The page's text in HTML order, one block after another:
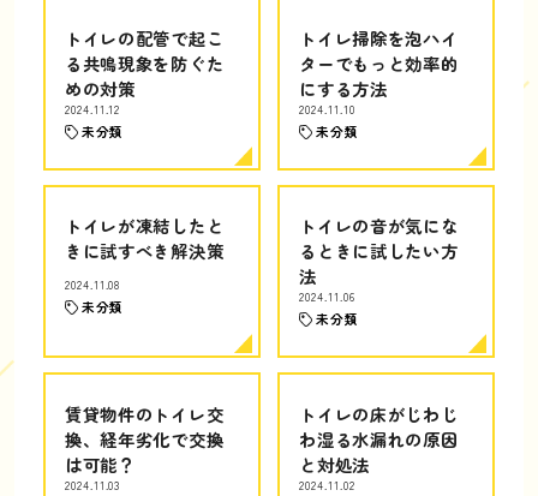
トイレの配管で起こ
る共鳴現象を防ぐた
めの対策
2024.11.12
未分類
トイレ掃除を泡ハイ
ターでもっと効率的
にする方法
2024.11.10
未分類
トイレが凍結したと
きに試すべき解決策
2024.11.08
未分類
トイレの音が気にな
るときに試したい方
法
2024.11.06
未分類
賃貸物件のトイレ交
換、経年劣化で交換
は可能？
2024.11.03
トイレの床がじわじ
わ湿る水漏れの原因
と対処法
2024.11.02